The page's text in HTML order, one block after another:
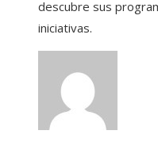
descubre sus
iniciativas.